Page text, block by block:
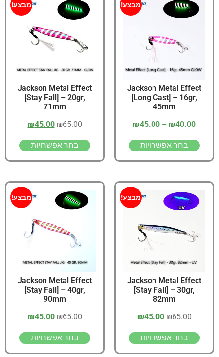
מבצע!
Jackson Metal Effect
[Long Cast] – 16gr,
45mm
₪40.00
–
₪45.00
בחר אפשרויות
מבצע!
Jackson Metal Effect
[Stay Fall] – 20gr,
71mm
₪65.00
₪45.00
בחר אפשרויות
מבצע!
Jackson Metal Effect
[Stay Fall] – 30gr,
82mm
₪65.00
₪45.00
בחר אפשרויות
מבצע!
Jackson Metal Effect
[Stay Fall] – 40gr,
90mm
₪65.00
₪45.00
בחר אפשרויות